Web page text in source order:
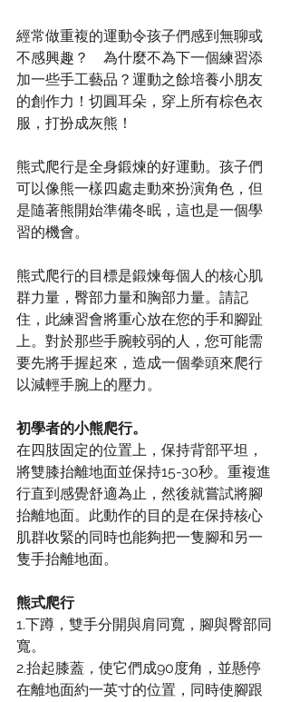
經常做重複的運動令孩子們感到無聊或
不感興趣？　為什麼不為下一個練習添
加一些手工藝品？運動之餘培養小朋友
的創作力！切圓耳朵，穿上所有棕色衣
服，打扮成灰熊！
熊式爬行是全身鍛煉的好運動。孩子們
可以像熊一樣四處走動來扮演角色，但
是隨著熊開始準備冬眠，這也是一個學
習的機會。
熊式爬行的目標是鍛煉每個人的核心肌
群力量，臀部力量和胸部力量。請記
住，此練習會將重心放在您的手和腳趾
上。對於那些手腕較弱的人，您可能需
要先將手握起來，造成一個拳頭來爬行
以減輕手腕上的壓力。
初學者的小熊爬行。
在四肢固定的位置上，保持背部平坦，
將雙膝抬離地面並保持15-30秒。重複進
行直到感覺舒適為止，然後就嘗試將腳
抬離地面。此動作的目的是在保持核心
肌群收緊的同時也能夠把一隻腳和另一
隻手抬離地面。
熊式爬行
1.下蹲，雙手分開與肩同寬，腳與臀部同
寬。
2.抬起膝蓋，使它們成90度角，並懸停
在離地面約一英寸的位置，同時使腳跟